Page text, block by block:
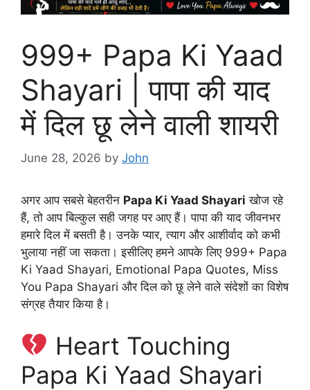
999+ Papa Ki Yaad
Shayari | पापा की याद
में दिल छू लेने वाली शायरी
June 28, 2026 by John
अगर आप सबसे बेहतरीन Papa Ki Yaad Shayari खोज रहे
हैं, तो आप बिल्कुल सही जगह पर आए हैं। पापा की याद जीवनभर
हमारे दिल में बसती है। उनके प्यार, त्याग और आशीर्वाद को कभी
भुलाया नहीं जा सकता। इसीलिए हमने आपके लिए 999+ Papa
Ki Yaad Shayari, Emotional Papa Quotes, Miss
You Papa Shayari और दिल को छू लेने वाले संदेशों का विशेष
संग्रह तैयार किया है।
Heart Touching
Papa Ki Yaad Shayari